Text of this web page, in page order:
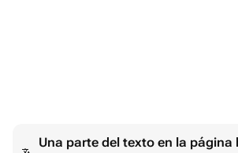
Una parte del texto en la página